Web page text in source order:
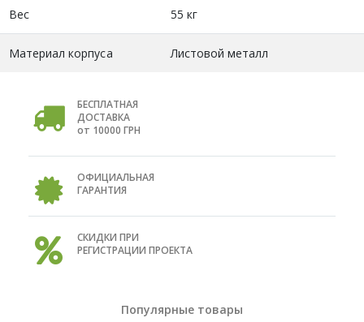
Вес 55 кг
Материал корпуса Листовой металл
БЕСПЛАТНАЯ
ДОСТАВКА
от 10000 ГРН
ОФИЦИАЛЬНАЯ
ГАРАНТИЯ
СКИДКИ ПРИ
РЕГИСТРАЦИИ ПРОЕКТА
Популярные товары